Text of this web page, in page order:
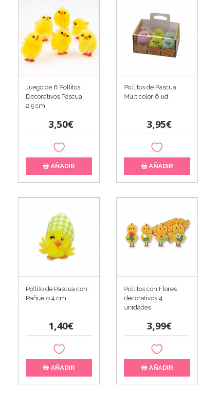
Juego de 6 Pollitos
Decorativos Pascua
2,5 cm
3,50€
AÑADIR
Pollitos de Pascua
Multicolor 6 ud
3,95€
AÑADIR
Pollito de Pascua con
Pañuelo 4 cm
1,40€
AÑADIR
Pollitos con Flores
decorativos 4
unidades
3,99€
AÑADIR